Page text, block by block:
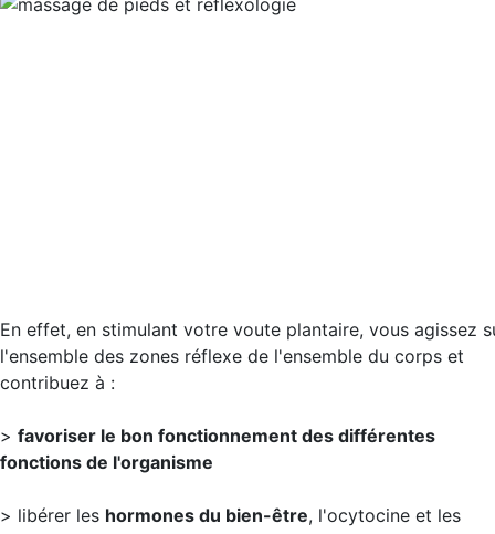
En effet, en stimulant votre voute plantaire, vous agissez
l'ensemble des zones réflexe de l'ensemble du corps et
contribuez à :
> favoriser le bon fonctionnement des différentes
fonctions de l'organisme
> libérer les hormones du bien-être, l'ocytocine et les